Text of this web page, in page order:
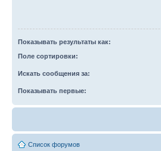
Показывать результаты как:
Поле сортировки:
Искать сообщения за:
Показывать первые:
Список форумов